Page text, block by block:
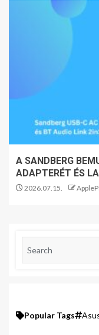
A SANDBERG
ADAPTERÉT ÉS
2026.07.15.
Popular Tags